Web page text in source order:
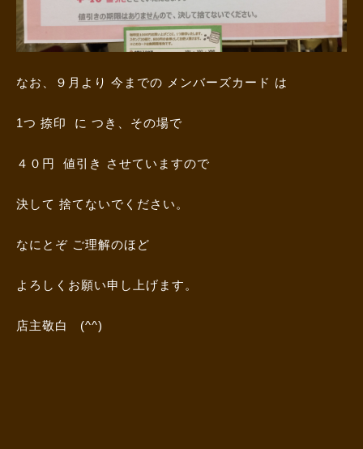
なお、９月より 今までの メンバーズカード は
1つ 捺印 に つき、その場で
４０円 値引き させていますので
決して 捨てないでください。
なにとぞ ご理解のほど
よろしくお願い申し上げます。
店主敬白 (^^)